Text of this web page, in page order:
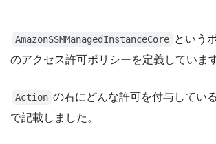
AmazonSSMManagedInstanceCore という
のアクセス許可ポリシーを定義しています
Action の右にどんな許可を付与してい
で記載しました。